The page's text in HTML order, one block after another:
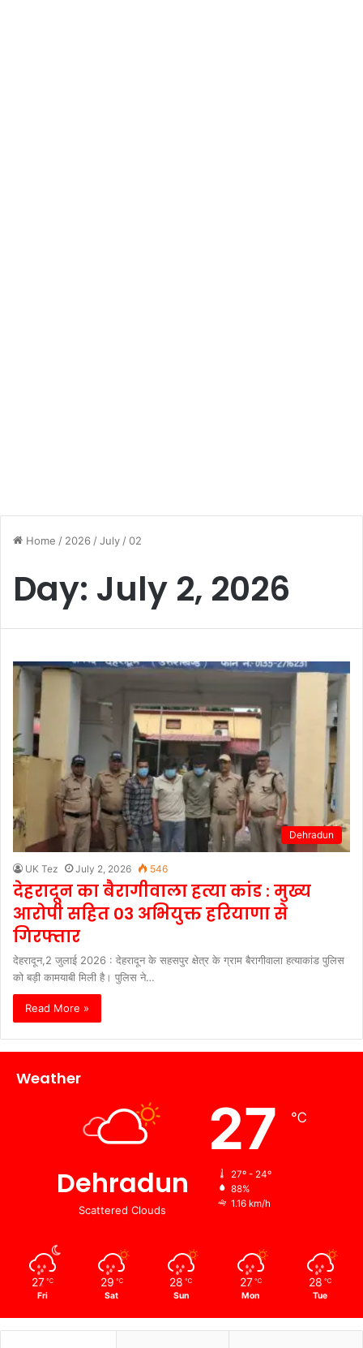
Home / 2026 /July /02
Day: July 2, 2026
Dehradun
UK Tez July 2, 2026 546
देहरादून का बैरागीवाला हत्या कांड : मुख्य
आरोपी सहित 03 अभियुक्त हरियाणा से
गिरफ्तार
देहरादून,2 जुलाई 2026 : देहरादून के सहसपुर क्षेत्र के ग्राम बैरागीवाला हत्याकांड पुलिस
को बड़ी कामयाबी मिली है। पुलिस ने…
Read More »
Weather
Dehradun
Scattered Clouds
27 ℃
27º - 24º
88%
1.16 km/h
27 ℃
Fri
29 ℃
Sat
28 ℃
Sun
27 ℃
Mon
28 ℃
Tue